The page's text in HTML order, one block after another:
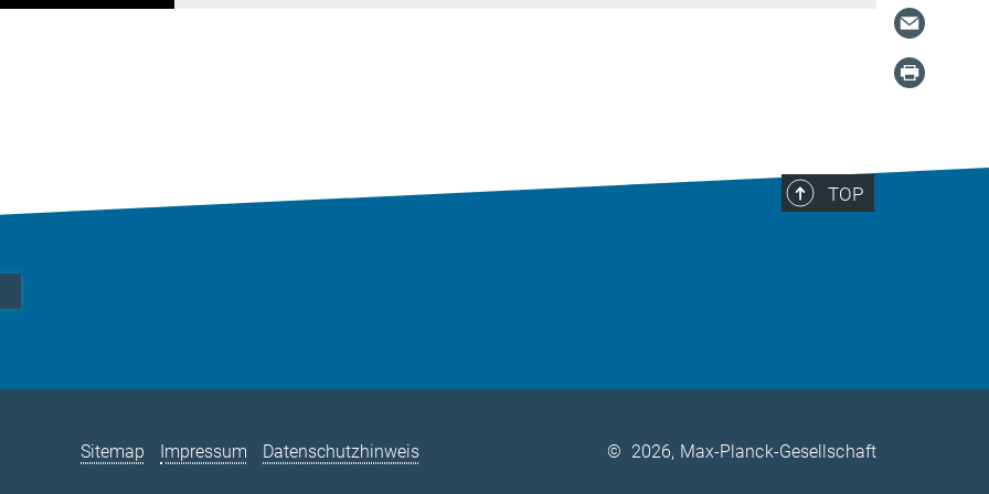
TOP
Sitemap Impressum Datenschutzhinweis © 2026, Max-Planck-Gesellschaft